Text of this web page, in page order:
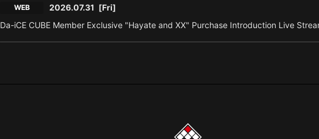
WEB 2026.07.31 [Fri]
Da-iCE CUBE Member Exclusive "Hayate and XX" Purchase Introduction Live